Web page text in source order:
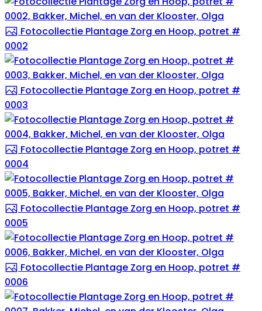
Fotocollectie Plantage Zorg en Hoop, potret #
0002
Fotocollectie Plantage Zorg en Hoop, potret #
0003
Fotocollectie Plantage Zorg en Hoop, potret #
0004
Fotocollectie Plantage Zorg en Hoop, potret #
0005
Fotocollectie Plantage Zorg en Hoop, potret #
0006